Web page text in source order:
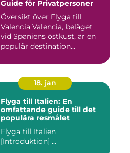
Guide för Privatpersoner
Översikt över Flyga till
Valencia Valencia, beläget
vid Spaniens östkust, är en
populär destination...
18. jan
Flyga till Italien: En
omfattande guide till det
populära resmålet
Flyga till Italien
[Introduktion] ...